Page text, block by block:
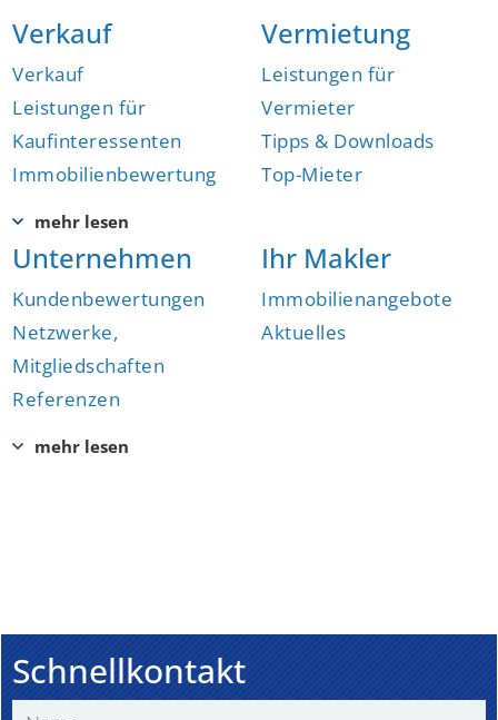
Verkauf
Verkauf
Leistungen für
Kaufinteressenten
Immobilienbewertung
Vermietung
Leistungen für
Vermieter
Tipps & Downloads
Top-Mieter
Unternehmen
Kundenbewertungen
Netzwerke,
Mitgliedschaften
Referenzen
Ihr Makler
Immobilienangebote
Aktuelles
Schnellkontakt